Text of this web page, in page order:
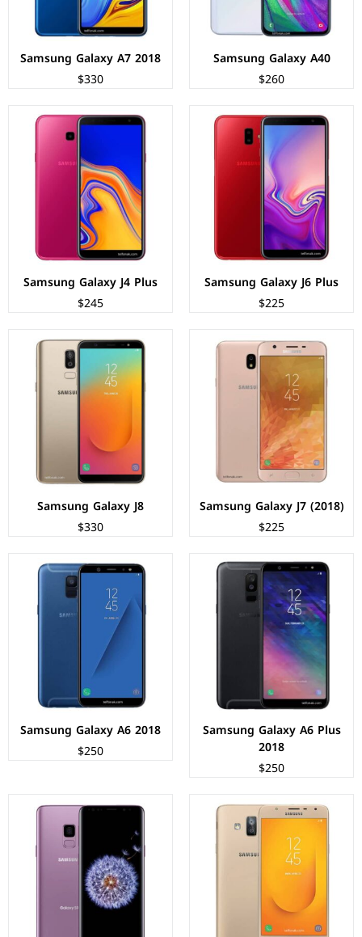
Samsung Galaxy A40
$260
Samsung Galaxy A7 2018
$330
Samsung Galaxy J6 Plus
$225
عرض المواصفات ←
Samsung Galaxy J4 Plus
$245
عرض المواصفات ←
Samsung Galaxy J7 (2018)
$225
الشاشة:TFT LCD بحجم 5.5 بوصة بدقة HD+
المعالج:
خلفية 8 م.ب/ امامية 5 م.ب.
الذاكرة+الرام:16/32 + 2 جيجابايت
نظام التشغيل:Android 8.0 (Oreo)
البطارية:3300 ملي أمبير
عرض المواصفات ←
Samsung Galaxy J8
$330
سوبر اموليد بحجم 6.0 بوصة بدقة HD+
المعالج:
الكاميرات:خلفية 16+5 م.ب / امامية 16 م.ب
الذاكرة+الرام:32/64 + 3/4 جيجابايت
نظام التشغيل:Android 8.0 (Oreo)
البطارية:3500 ملي امبير
عرض المواصفات ←
Samsung Galaxy A6 Plus
2018
$250
الشاشة:سوبر اموليد بحجم 6.0 بوصة بدقة FHD+
المعالج:Qualcomm SDM450 Snapdragon 450
الكاميرات: خلفية 16+5 م.ب / امامية 24 م.ب
الذاكرة+الرام:32/64 + 3/4 جيجابايت
نظام التشغيل: Android 8.0 (Oreo)
البطارية:3500 ملي امبير
عرض المواصفات ←
Samsung Galaxy A6 2018
$250
الشاشة:سوبر اموليد بحجم 5.6 بوصة بدقة HD+
المعالج:Exynos 7870 - ثماني النواة - 14 نانومتر
الكاميرات:
خلفية 16 م.ب / امامية 16 م.ب
نظام التشغيل:
البطارية:3000 ملي أمبير
عرض المواصفات ←
الشاشة:سوبر اموليد بحجم 5.5 بوصة بدقة HD+
المعالج:Exynos 7885 - ثماني النواة - 14 نانومتر
الكاميرات:خلفية 13+5 م.ب/ امامية 8 م.ب.
الذاكرة+الرام:32 + 4/3 جيجابايت، كارت ميموري.
نظام التشغيل:Android 8.0 (Oreo)
البطارية:3000 ملي أمبير
عرض المواصفات ←
الشاشة: سوبر اموليد بحجم 5.8 بوصة بدقة QHD+
المعالج:
Exynos 9810 - ثماني النواة - 10 نانومتر
خلفية 12 م.ب/ امامية 8+2 م.ب.
الذاكرة+الرام:64/128/256 + 4 جيجابايت.
نظام التشغيل:Android 8.0 (Oreo)
البطارية:
عرض المواصفات ←
الشاشة:سوبر اموليد بحجم 6.0 بوصة بدقة FHD+
المعالج:
خلفية 16 م.ب / امامية 16+8 م.ب
الذاكرة+الرام:
نظام التشغيل:
البطارية:
عرض المواصفات ←
الشاشة:
سوبر اموليد بحجم 5.6 بوصة بدقة FHD+
المعالج:
الكاميرات:خلفية 16 م.ب / امامية 16+8 م.ب
الذاكرة+الرام:32/64 + 4 جيجابايت
نظام التشغيل:Android 7.1.1 (Nougat)
البطارية:3000 ملي أمبير - 18 واط